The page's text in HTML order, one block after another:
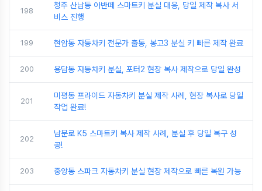
198
청주 산남동 아반떼 스마트키 분실 대응, 당일 제작 복사 서
비스 진행
199 현암동 자동차키 전문가 출동, 봉고3 분실 키 빠른 제작 완료
200 용담동 자동차키 분실, 포터2 현장 복사 제작으로 당일 완성
201
미평동 프라이드 자동차키 분실 제작 사례, 현장 복사로 당일
작업 완료!
202
남문로 K5 스마트키 복사 제작 사례, 분실 후 당일 복구 성
공!
203 중앙동 스파크 자동차키 분실 현장 제작으로 빠른 복원 가능